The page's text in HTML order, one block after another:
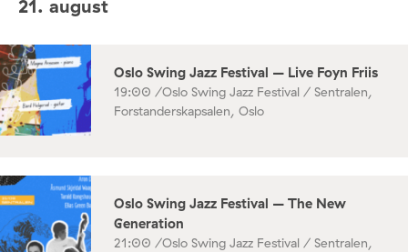
21. august
Oslo Swing Jazz Festival – Live Foyn Friis
19:00 /Oslo Swing Jazz Festival / Sentralen,
Forstanderskapsalen, Oslo
Oslo Swing Jazz Festival – The New
Generation
21:00 /Oslo Swing Jazz Festival / Sentralen,